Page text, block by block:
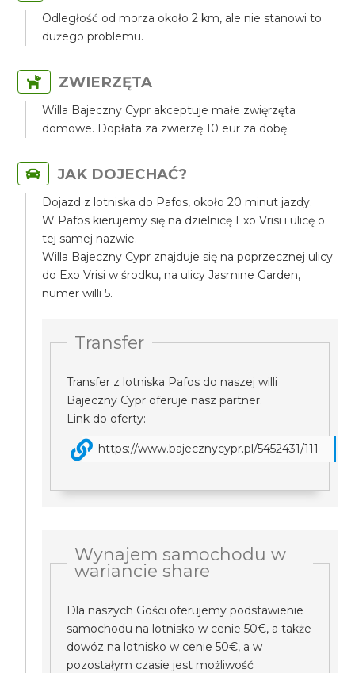
Odległość od morza około 2 km, ale nie stanowi to
dużego problemu.
ZWIERZĘTA
Willa Bajeczny Cypr akceptuje małe zwięrzęta
domowe. Dopłata za zwierzę 10 eur za dobę.
JAK DOJECHAĆ?
Dojazd z lotniska do Pafos, około 20 minut jazdy.
W Pafos kierujemy się na dzielnicę Exo Vrisi i ulicę o
tej samej nazwie.
Willa Bajeczny Cypr znajduje się na poprzecznej ulicy
do Exo Vrisi w środku, na ulicy Jasmine Garden,
numer willi 5.
Transfer
Transfer z lotniska Pafos do naszej willi
Bajeczny Cypr oferuje nasz partner.
Link do oferty:
https://www.bajecznycypr.pl/5452431/111
Wynajem samochodu w
wariancie share
Dla naszych Gości oferujemy podstawienie
samochodu na lotnisko w cenie 50€, a także
dowóz na lotnisko w cenie 50€, a w
pozostałym czasie jest możliwość